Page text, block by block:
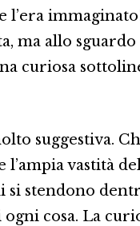
l’era
ma allo
curiosa
suggestiva.
l’ampia vastità
si stendono
cosa. La